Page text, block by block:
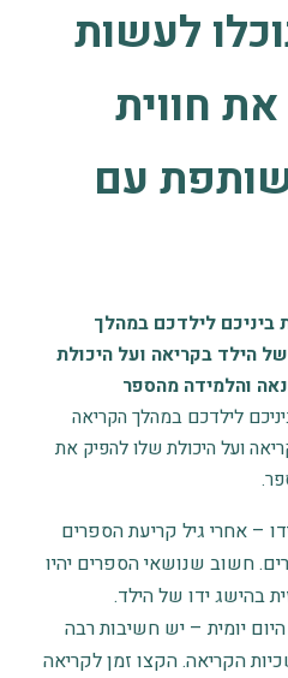
לעשות
חווית
עם
ביניכם לילדכם במהלך
הילד בקריאה ועל היכולת
והלמידה מהספר
לילדכם במהלך הקריאה
ועל היכולת שלו להפיק את
– אחרי גיל קריעת הספרים
חשוב שנושאי הספרים יהיו
בהישג ידו של הילד.
יומית – יש חשיבות רבה
הקריאה. הקצו זמן לקריאה